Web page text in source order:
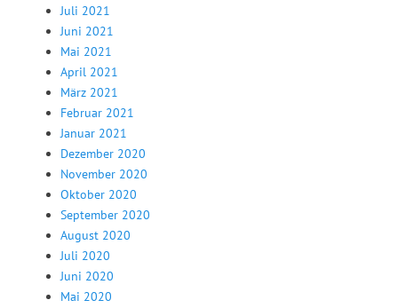
Juli 2021
Juni 2021
Mai 2021
April 2021
März 2021
Februar 2021
Januar 2021
Dezember 2020
November 2020
Oktober 2020
September 2020
August 2020
Juli 2020
Juni 2020
Mai 2020